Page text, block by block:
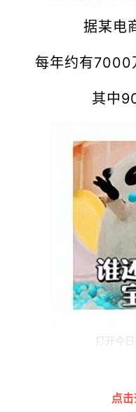
据某电
每年约有7000
其中
打开今
儿童节
这些成
点